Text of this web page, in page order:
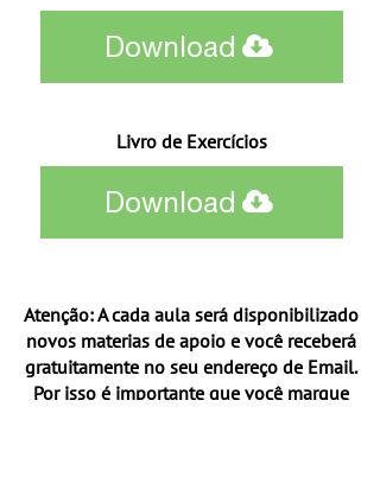
Download
Download
Livro de Exercícios
Atenção: A cada aula será disponibilizado
novos materias de apoio e você receberá
gratuitamente no seu endereço de Email.
Por isso é importante que você marque